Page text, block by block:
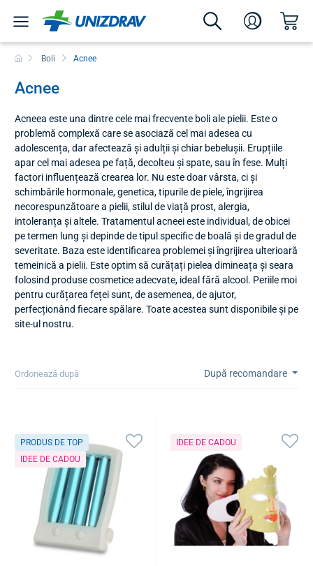
Boli Acnee
Acnee
Acneea este una dintre cele mai frecvente boli ale pielii. Este o
problemă complexă care se asociază cel mai adesea cu
adolescența, dar afectează și adulții și chiar bebelușii. Erupțiile
apar cel mai adesea pe față, decolteu și spate, sau în fese. Mulți
factori influențează crearea lor. Nu este doar vârsta, ci și
schimbările hormonale, genetica, tipurile de piele, îngrijirea
necorespunzătoare a pielii, stilul de viață prost, alergia,
intoleranța și altele. Tratamentul acneei este individual, de obicei
pe termen lung și depinde de tipul specific de boală și de gradul de
severitate. Baza este identificarea problemei și îngrijirea ulterioară
temeinică a pielii. Este optim să curățați pielea dimineața și seara
folosind produse cosmetice adecvate, ideal fără alcool. Periile moi
pentru curățarea feței sunt, de asemenea, de ajutor,
perfecționând fiecare spălare. Toate acestea sunt disponibile și pe
site-ul nostru.
Ordonează după După recomandare
PRODUS DE TOP
IDEE DE CADOU
IDEE DE CADOU